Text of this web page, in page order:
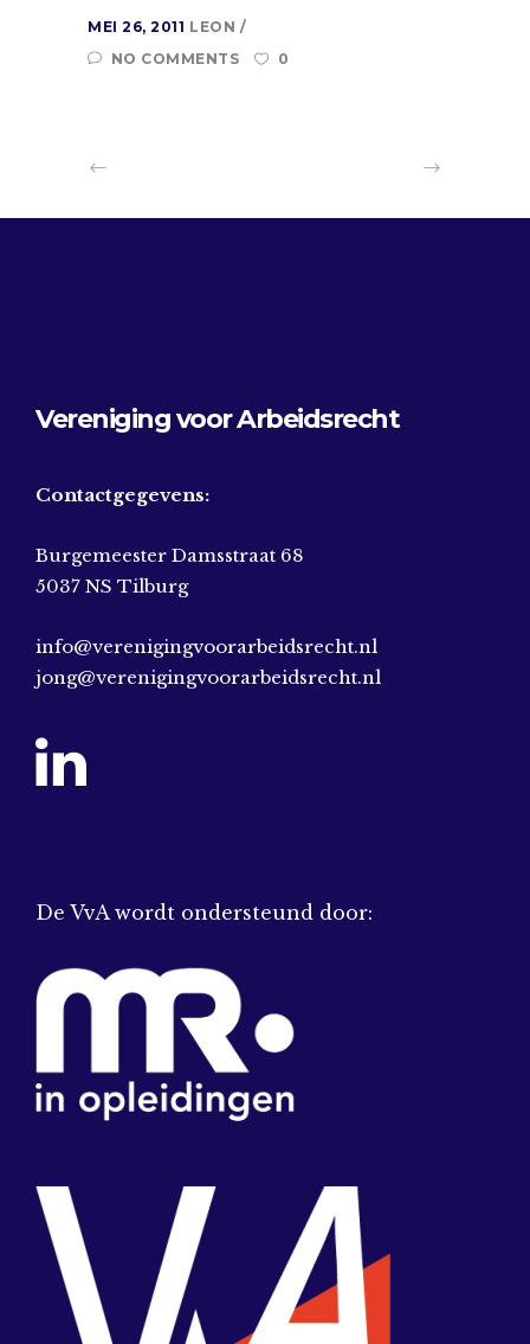
MEI 26, 2011 LEON
NO COMMENTS
0
Vereniging voor Arbeidsrecht
Contactgegevens:
Burgemeester Damsstraat 68
5037 NS Tilburg
info@verenigingvoorarbeidsrecht.nl
jong@verenigingvoorarbeidsrecht.nl
De VvA wordt ondersteund door: